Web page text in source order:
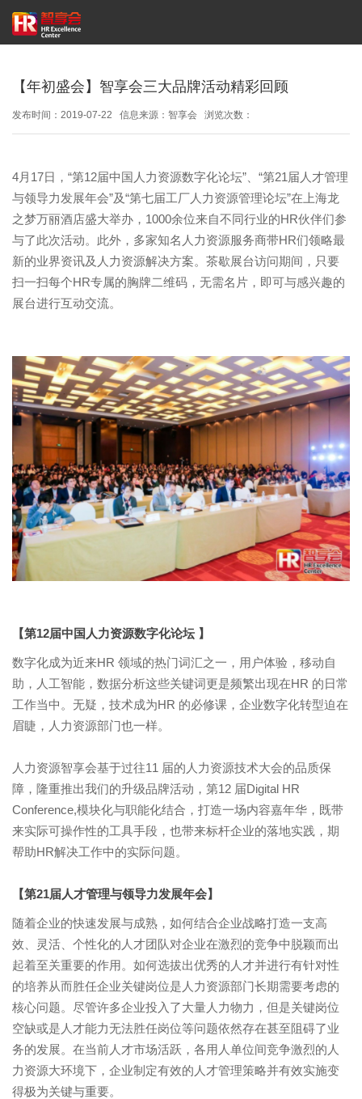
【年初盛会】智享会三大品牌活动精彩回顾
发布时间：2019-07-22 信息来源：智享会 浏览次数：
4月17日，“第12届中国人力资源数字化论坛”、“第21届人才管理
与领导力发展年会”及“第七届工厂人力资源管理论坛”在上海龙
之梦万丽酒店盛大举办，1000余位来自不同行业的HR伙伴们参
与了此次活动。此外，多家知名人力资源服务商带HR们领略最
新的业界资讯及人力资源解决方案。茶歇展台访问期间，只要
扫一扫每个HR专属的胸牌二维码，无需名片，即可与感兴趣的
展台进行互动交流。
【第12届中国人力资源数字化论坛 】
数字化成为近来HR 领域的热门词汇之一，用户体验，移动自
助，人工智能，数据分析这些关键词更是频繁出现在HR 的日常
工作当中。无疑，技术成为HR 的必修课，企业数字化转型迫在
眉睫，人力资源部门也一样。
人力资源智享会基于过往11 届的人力资源技术大会的品质保
障，隆重推出我们的升级品牌活动，第12 届Digital HR
Conference,模块化与职能化结合，打造一场内容嘉年华，既带
来实际可操作性的工具手段，也带来标杆企业的落地实践，期
帮助HR解决工作中的实际问题。
【第21届人才管理与领导力发展年会】
随着企业的快速发展与成熟，如何结合企业战略打造一支高
效、灵活、个性化的人才团队对企业在激烈的竞争中脱颖而出
起着至关重要的作用。如何选拔出优秀的人才并进行有针对性
的培养从而胜任企业关键岗位是人力资源部门长期需要考虑的
核心问题。尽管许多企业投入了大量人力物力，但是关键岗位
空缺或是人才能力无法胜任岗位等问题依然存在甚至阻碍了业
务的发展。在当前人才市场活跃，各用人单位间竞争激烈的人
力资源大环境下，企业制定有效的人才管理策略并有效实施变
得极为关键与重要。